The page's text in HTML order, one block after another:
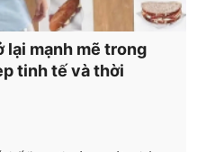
lại mạnh mẽ trong
tinh tế và thời